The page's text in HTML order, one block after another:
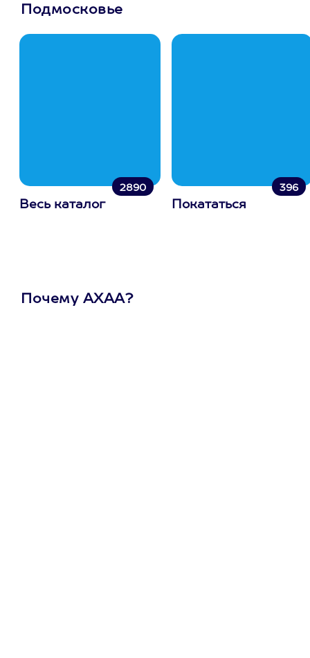
Подмосковье
2890
Весь каталог
396
Покататься
Почему АХАА?